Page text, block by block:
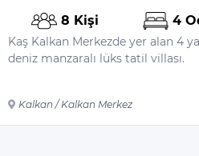
8 Kişi 4
Kaş Kalkan Merkezde yer alan 4
deniz manzaralı lüks tatil villası.
Kalkan / Kalkan Merkez